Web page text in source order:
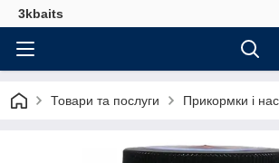
3kbaits
Товари та послуги Прикормки і